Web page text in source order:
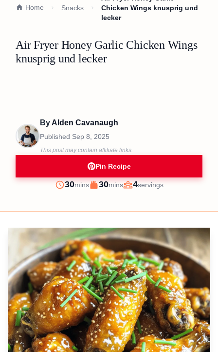
Home Snacks
Chicken Wings knusprig und
lecker
Air Fryer Honey Garlic Chicken Wings
knusprig und lecker
ByAlden Cavanaugh
Published Sep 8, 2025
This post may contain affiliate links.
Pin Recipe
Prep
30minutes
mins
Cook
30minutes
mins
Servings
4servings